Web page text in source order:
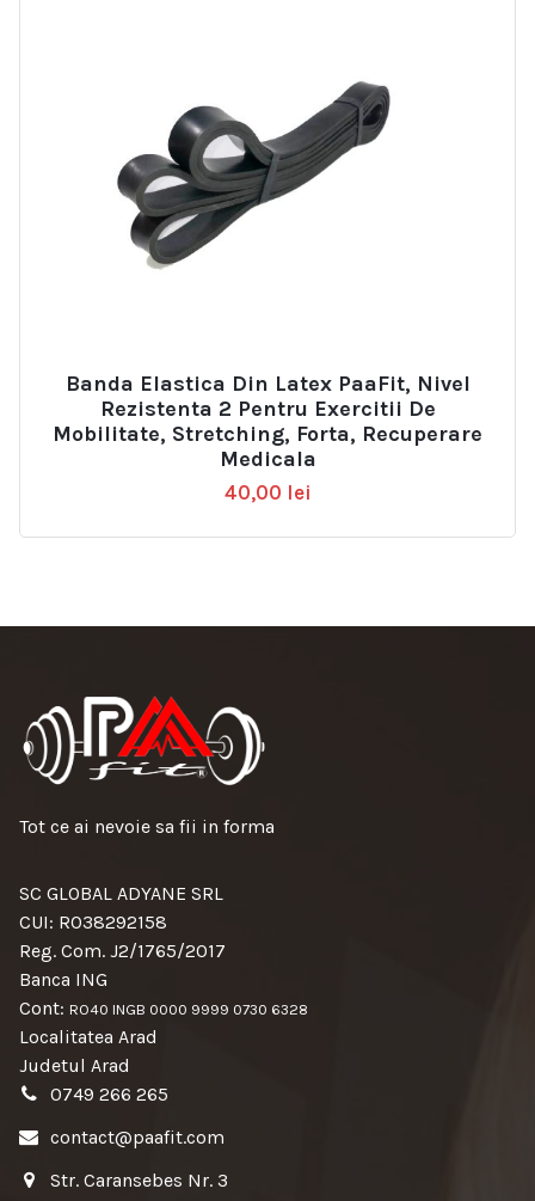
Banda Elastica Din Latex PaaFit, Nivel
Rezistenta 2 Pentru Exercitii De
Mobilitate, Stretching, Forta, Recuperare
Medicala
40,00 lei
Tot ce ai nevoie sa fii in forma
SC GLOBAL ADYANE SRL
CUI: RO38292158
Reg. Com. J2/1765/2017
Banca ING
Cont: RO40 INGB 0000 9999 0730 6328
Localitatea Arad
Judetul Arad
0749 266 265
contact@paafit.com
Str. Caransebes Nr. 3